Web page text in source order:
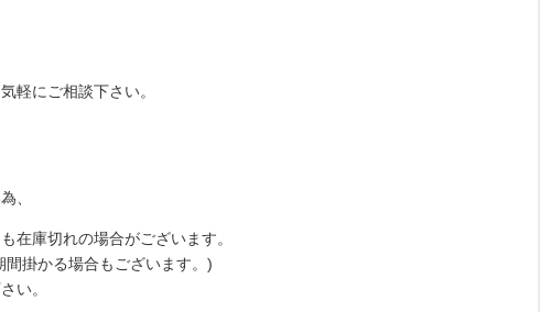
軽にご相談下さい。
、
在庫切れの場合がございます。
掛かる場合もございます。)
い。